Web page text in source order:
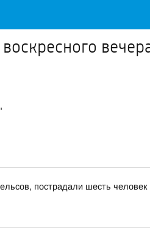
пострадали шесть человек